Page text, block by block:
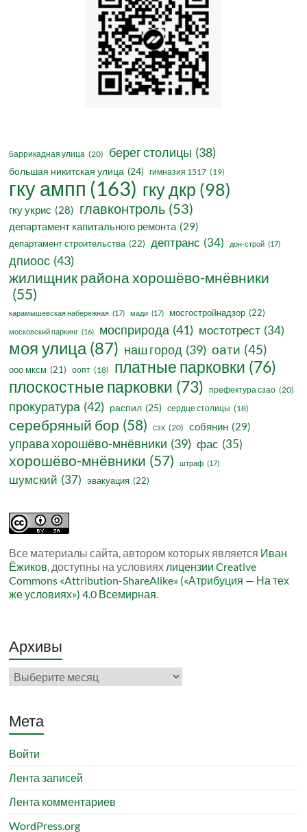
баррикадная улица (20) берег столицы (38)
большая никитская улица (24) гимназия 1517 (19)
гку ампп (163) гку дкр (98)
гку укрис (28) главконтроль (53)
департамент капитального ремонта (29)
департамент строительства (22) дептранс (34) дон-строй (17)
дпиоос (43)
жилищник района хорошёво-мнёвники
(55)
карамышевская набережная (17) мади (17) мосгостройнадзор (22)
московский паркинг (16) мосприрода (41) мостотрест (34)
моя улица(87) наш город (39) оати (45)
ооо мксм (21) оопт (18) платные парковки (76)
плоскостные парковки (73) префектура сзао (20)
прокуратура (42) распил (25) сердце столицы (18)
серебряный бор (58) сзх (20) собянин (29)
управа хорошёво-мнёвники (39) фас (35)
хорошёво-мнёвники (57) штраф (17)
шумский (37) эвакуация (22)
Все материалы сайта, автором которых является Иван
Ёжиков, доступны на условиях лицензии Creative
Commons «Attribution-ShareAlike» («Атрибуция — На тех
же условиях») 4.0 Всемирная.
Архивы
Архивы
Мета
Войти
Лента записей
Лента комментариев
WordPress.org